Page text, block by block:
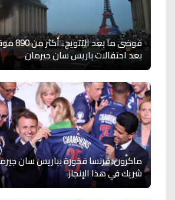
فوضى ما
بعد احتفالات باريس سان جيرمان
ماكرون: فرنسا فخورة بباريس سان
شريك في هذا الإنجاز